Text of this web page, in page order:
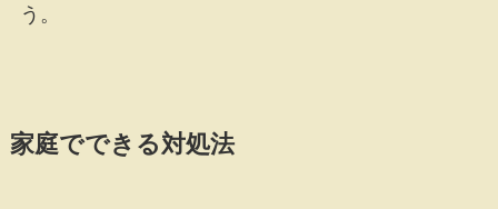
う。
家庭でできる対処法